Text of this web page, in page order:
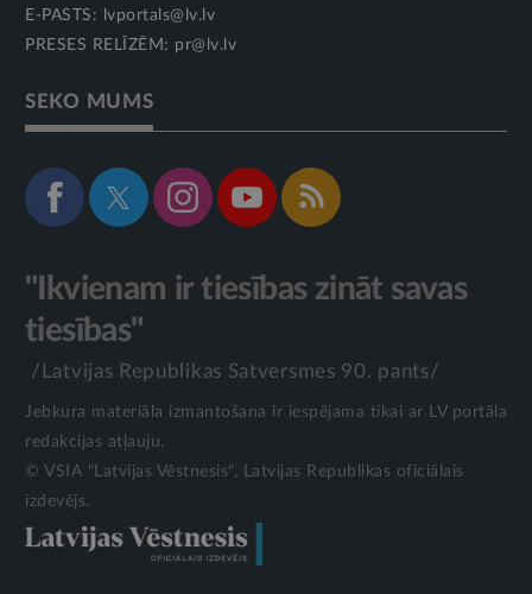
E-PASTS:
lvportals@lv.lv
PRESES RELĪZĒM: pr@lv.lv
SEKO MUMS
"Ikvienam ir tiesības zināt savas
tiesības"
/Latvijas Republikas Satversmes 90. pants/
Jebkura materiāla izmantošana ir iespējama tikai ar LV portāla
redakcijas atļauju.
© VSIA "Latvijas Vēstnesis", Latvijas Republikas oficiālais
izdevējs.